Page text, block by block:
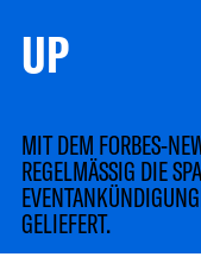
UP
MIT DEM FORBES-
REGELMÄSSIG DIE
GELIEFERT.